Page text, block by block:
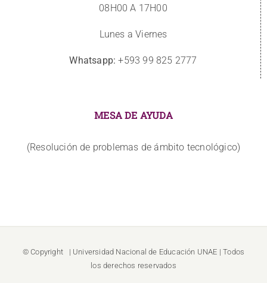
08H00 A 17H00
Lunes a Viernes
Whatsapp: +593 99 825 2777
MESA DE AYUDA
(Resolución de problemas de ámbito tecnológico)
© Copyright | Universidad Nacional de Educación UNAE | Todos
los derechos reservados